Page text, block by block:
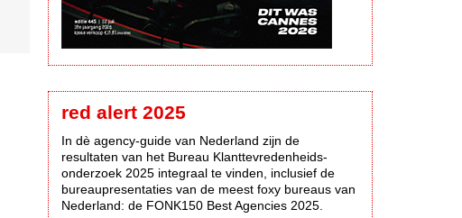
red alert 2025
In dè agency-guide van Nederland zijn de
resultaten van het Bureau Klanttevredenheids-
onderzoek 2025 integraal te vinden, inclusief de
bureaupresentaties van de meest foxy bureaus van
Nederland: de FONK150 Best Agencies 2025.